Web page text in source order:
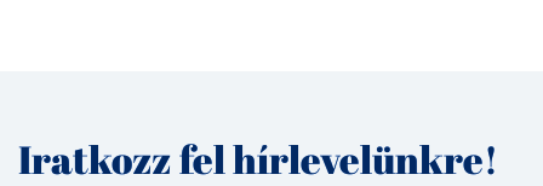
Iratkozz fel hírlevelünkre!